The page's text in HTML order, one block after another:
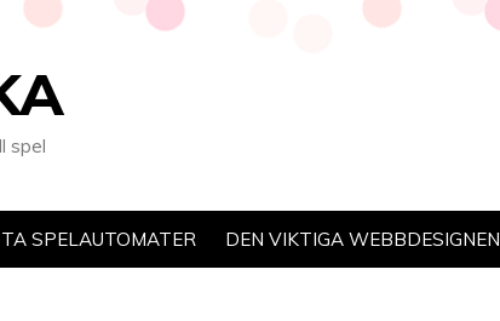
spel
SPELAUTOMATER DEN VIKTIGA WEBBDESIGNEN